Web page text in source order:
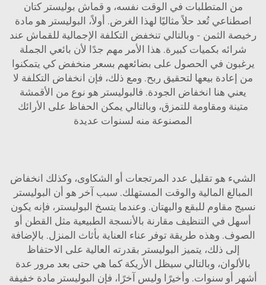
من المتطلبات في الوقت نفسه، و قماش بوليستر كتان
اصطناعيتُعد حلاً مثاليًا لهذا الغرض. أولاً، البوليستر هو مادة
رخيصة الثمن - وبالتالي تنخفض التكلفة الإجمالية للقماش عند
شرائه بكميات كبيرة. هذا الأمر مهم جدًا لأن بائعي الجملة
يرغبون في الحصول على بضائعهم بسعر منخفض كي يتمكنوا
من إعادة بيعها لتحقيق ربح. ومع ذلك، فإن انخفاض التكلفة لا
يعني هنا انخفاض الجودة. فالبوليستر هو نوع من الأقمشة
متينة ومقاومة للتمزق، وبالتالي يمكن الحفاظ على الأرائك
المصنوعة منه لسنوات عديدة
الشيء هو تقليل عدد المرتجعات أو الشكاوى، وكذلك انخفاض
المبالغ المالية والوقت المستهلك. سبب آخر هو أن البوليستر
نسيج مقاوم للبقع والبهتان. وعندما يتسخ البوليستر، فإنه يكون
أسهل في التنظيف مقارنة بالأنسجة الطبيعية مثل القطن أو
الصوف. وهذه طريقة توفر عناء العناية بأثاث المنزل. بالإضافة
إلى ذلك، يتميز البوليستر بقدرته العالية على الاحتفاظ
بالألوان، وبالتالي سيظل الأريكة كما هي حتى بعد مرور عدة
أشهر أو سنوات. وأخيرًا وليس آخرًا، فإن البوليستر مادة خفيفة